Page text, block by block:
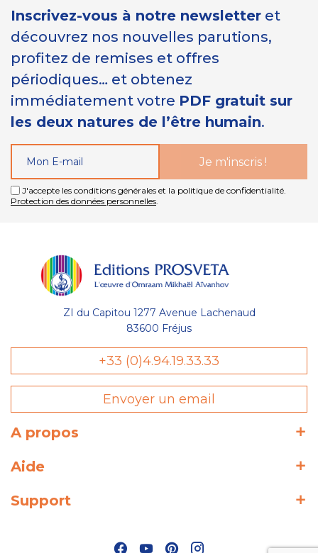
Inscrivez-vous à notre newsletter et
découvrez nos nouvelles parutions,
profitez de remises et offres
périodiques… et obtenez
immédiatement votre PDF gratuit sur
les deux natures de l’être humain.
J'accepte les conditions générales et la politique de confidentialité.
Protection des données personnelles.
ZI du Capitou 1277 Avenue Lachenaud
83600 Fréjus
+33 (0)4.94.19.33.33
Envoyer un email
A propos
Aide
Support